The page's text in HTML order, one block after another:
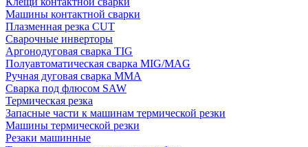
Машины контактной сварки
Плазменная резка CUT
Сварочные инверторы
Аргонодуговая сварка TIG
Полуавтоматическая сварка MIG/MAG
Ручная дуговая сварка MMA
Сварка под флюсом SAW
Термическая резка
Запасные части к машинам термической резки
Машины термической резки
Резаки машинные